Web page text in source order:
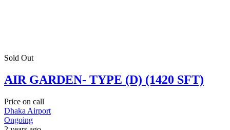
Sold Out
AIR GARDEN- TYPE (D) (1420 SFT)
Price on call
Dhaka Airport
Ongoing